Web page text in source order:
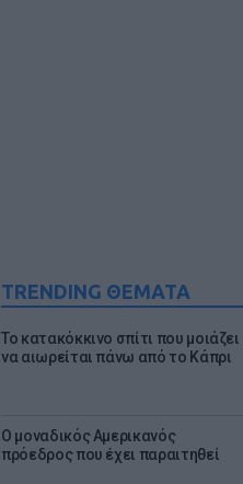
TRENDING ΘΕΜΑΤΑ
Το κατακόκκινο σπίτι που μοιάζει
να αιωρείται πάνω από το Κάπρι
Ο μοναδικός Αμερικανός
πρόεδρος που έχει παραιτηθεί